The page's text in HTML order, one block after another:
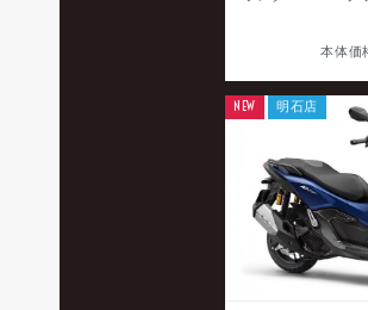
本体価
NEW 明石店